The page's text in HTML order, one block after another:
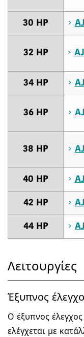
30 HP
32 HP
34 HP
36 HP
38 HP
40 HP
42 HP
44 HP
Λειτουργίες
Έξυπνος
Ο έξυπνος
ελέγχεται με